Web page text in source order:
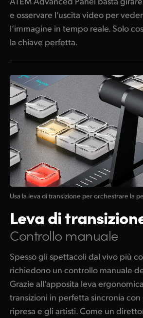
e osservare l’uscita video per
l’immagine in tempo reale. Solo
la chiave perfetta.
Usa la leva di transizione per orchestrare la
Leva di
Controllo manuale
Spesso gli spettacoli dal vivo più
richiedono un controllo manuale
Grazie all'apposita leva
transizioni in perfetta sincronia
ripresa e gli artisti. Come un